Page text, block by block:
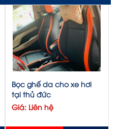
Bọc ghế da cho xe hơi
tại thủ đức
Giá: Liên hệ